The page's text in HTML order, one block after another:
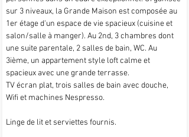
sur 3 niveaux, la Grande Maison est composée au
1er étage d'un espace de vie spacieux (cuisine et
salon/salle à manger). Au 2nd, 3 chambres dont
une suite parentale, 2 salles de bain, WC. Au
3ième, un appartement style loft calme et
spacieux avec une grande terrasse.
TV écran plat, trois salles de bain avec douche,
Wifi et machines Nespresso.
Linge de lit et serviettes fournis.